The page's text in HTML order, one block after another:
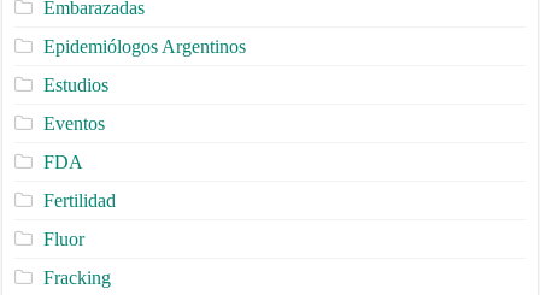
Embarazadas
Epidemiólogos Argentinos
Estudios
Eventos
FDA
Fertilidad
Fluor
Fracking